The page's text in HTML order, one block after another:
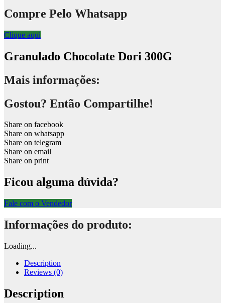
Compre Pelo Whatsapp
Clique aqui
Granulado Chocolate Dori 300G
Mais informações:
Gostou? Então Compartilhe!
Share on facebook
Share on whatsapp
Share on telegram
Share on email
Share on print
Ficou alguma dúvida?
Fale com o Vendedor
Informações do produto:
Loading...
Description
Reviews (0)
Description